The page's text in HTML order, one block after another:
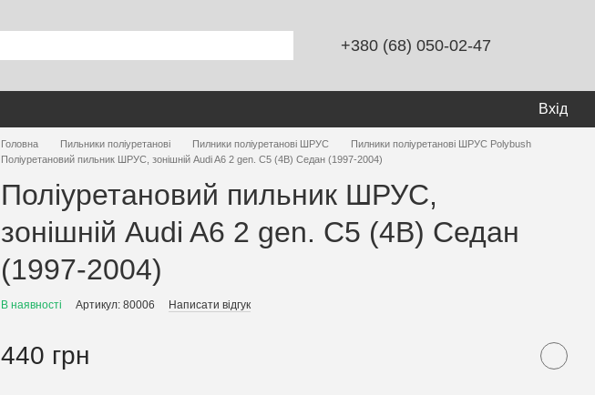
+380 (68) 050-02-47
Вхід
Головна Пильники поліуретанові Пилники поліуретанові ШРУС
Пилники поліуретанові ШРУС Polybush
Поліуретановий пильник ШРУС, зонішній Audi A6 2 gen. С5 (4B) Седан (1997-2004)
Поліуретановий пильник ШРУС,
зонішній Audi A6 2 gen. С5 (4B) Седан
(1997-2004)
В наявності Артикул: 80006 Написати відгук
440 грн